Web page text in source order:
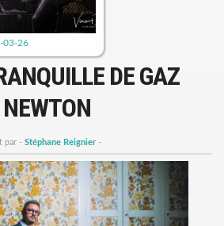
03-26
DE GAZ
NEWTON
par - Stéphane Reignier-